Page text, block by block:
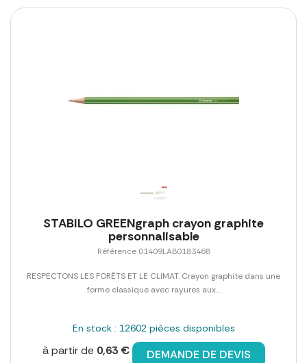
STABILO GREENgraph crayon graphite
personnalisable
Référence 01409LAB0183468
RESPECTONS LES FORÊTS ET LE CLIMAT. Crayon graphite dans une
forme classique avec rayures aux...
En stock : 12602 pièces disponibles
à partir de 0,63 € DEMANDE DE DEVIS